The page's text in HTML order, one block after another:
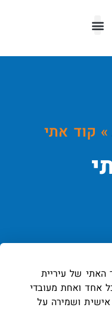
קוד אתי
האתי של עיריית
אחד ואחת מעובדי
אישית ושמירה על